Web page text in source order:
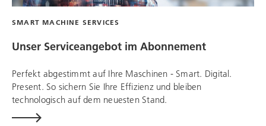
SMART MACHINE SERVICES
Unser Serviceangebot im Abonnement
Perfekt abgestimmt auf Ihre Maschinen - Smart. Digital.
Present. So sichern Sie Ihre Effizienz und bleiben
technologisch auf dem neuesten Stand.